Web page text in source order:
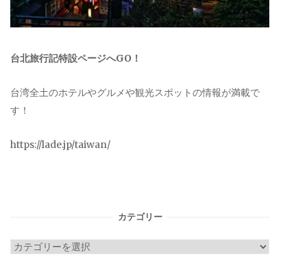
台北旅行記特設ページへGO！
台湾全土のホテルやグルメや観光スポットの情報が満載で
す！
https://lade.jp/taiwan/
カテゴリー
カ